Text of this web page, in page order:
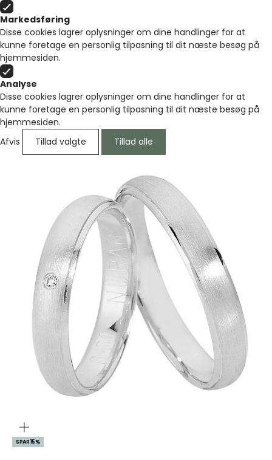
Markedsføring
Disse cookies lagrer oplysninger om dine handlinger for at
kunne foretage en personlig tilpasning til dit næste besøg på
hjemmesiden.
Analyse
Disse cookies lagrer oplysninger om dine handlinger for at
kunne foretage en personlig tilpasning til dit næste besøg på
hjemmesiden.
Afvis
Tillad valgte Tillad alle
SPAR 15%